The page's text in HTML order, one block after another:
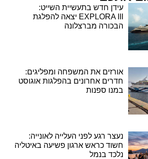
עידן חדש בתעשיית השייט:
EXPLORA III יצאה להפלגת
הבכורה מברצלונה
אורזים את המשפחה ומפליגים:
חדרים אחרונים בהפלגות אוגוסט
במנו ספנות
נעצר רגע לפני העלייה לאונייה:
חשוד כראש ארגון פשיעה באיטליה
נלכד בנמל